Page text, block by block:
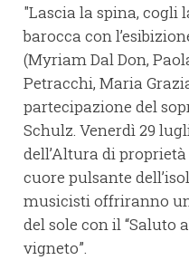
"Lascia la spina, cogli
barocca con
(Myriam Dal Don,
Petracchi, Maria
partecipazione del
Schulz. Venerdì 29
dell’Altura di
cuore pulsante
musicisti offriranno
del sole con il “Saluto
vigneto”.